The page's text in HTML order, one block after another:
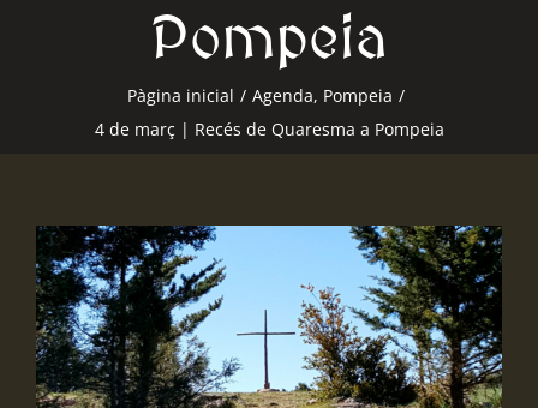
Pompeia
Pàgina inicial / Agenda, Pompeia /
4 de març | Recés de Quaresma a Pompeia
View
Larger
Image